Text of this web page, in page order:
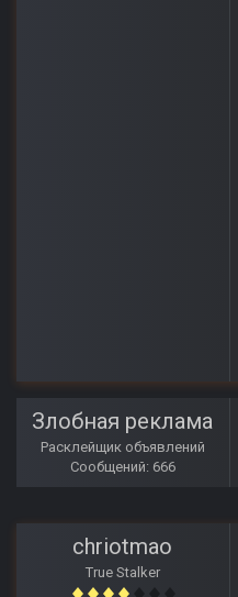
Злобная реклама
Расклейщик объявлений
Сообщений: 666
chriotmao
True Stalker